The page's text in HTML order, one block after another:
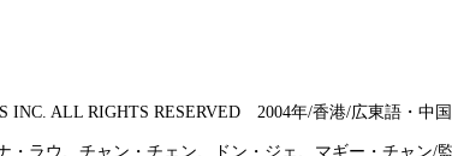
INC. ALL RIGHTS RESERVED 2004年/香港/広東語・
ラウ、チャン・チェン、ドン・ジェ、マギー・チャン/